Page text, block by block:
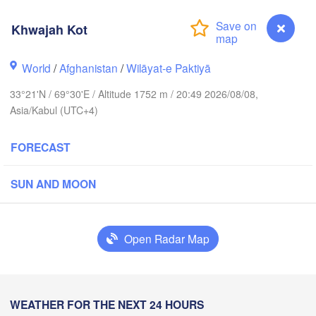
Khwajah Kot
World /Afghanistan /Wilāyat-e Paktiyā
33°21'N / 69°30'E / Altitude 1752 m / 20:49 2026/08/08,
Asia/Kabul (UTC+4)
FORECAST
SUN AND MOON
Open Radar Map
WEATHER FOR THE NEXT 24 HOURS
Qarshi
کابل
(Dushanbe)
غوریوالہ Khwajah Kot
L